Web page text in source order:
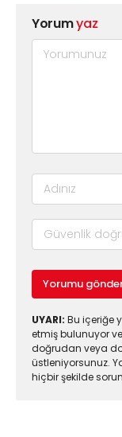
Yorumyaz
Yorumu
UYARI: Bu içeriğe
etmiş bulunuyor
doğrudan veya
üstleniyorsunuz.
hiçbir şekilde